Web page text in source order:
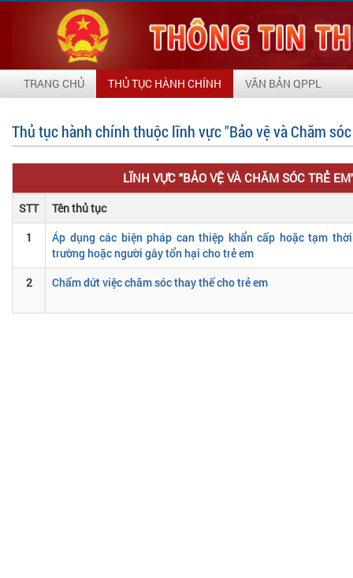
TRANG CHỦ THỦ TỤC HÀNH CHÍNH VĂN BẢN QPPL
Thủ tục hành chính thuộc lĩnh vực "Bảo vệ và Chăm
LĨNH VỰC "BẢO VỆ VÀ CHĂM SÓC TRẺ
STT
Tên thủ tục
1
Áp dụng các biện pháp can thiệp khẩn cấp hoặc tạm
trường hoặc người gây tổn hại cho trẻ em
2
Chấm dứt việc chăm sóc thay thế cho trẻ em